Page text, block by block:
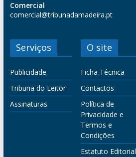
Comercial
comercial@tribunadamadeira.pt
Serviços
Publicidade
Tribuna do Leitor
Assinaturas
O site
Ficha Técnica
Contactos
Política de
Privacidade e
Termos e
Condições
Estatuto Editorial